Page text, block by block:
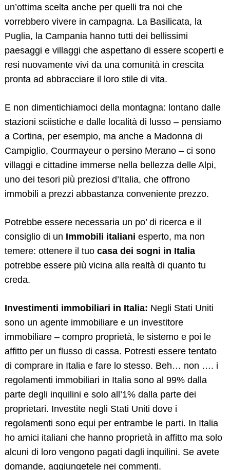
un’ottima scelta anche per quelli tra noi che
vorrebbero vivere in campagna. La Basilicata, la
Puglia, la Campania hanno tutti dei bellissimi
paesaggi e villaggi che aspettano di essere scoperti e
resi nuovamente vivi da una comunità in crescita
pronta ad abbracciare il loro stile di vita.
E non dimentichiamoci della montagna: lontano dalle
stazioni sciistiche e dalle località di lusso – pensiamo
a Cortina, per esempio, ma anche a Madonna di
Campiglio, Courmayeur o persino Merano – ci sono
villaggi e cittadine immerse nella bellezza delle Alpi,
uno dei tesori più preziosi d’Italia, che offrono
immobili a prezzi abbastanza conveniente prezzo.
Potrebbe essere necessaria un po’ di ricerca e il
consiglio di un Immobili italiani esperto, ma non
temere: ottenere il tuo casa dei sogni in Italia
potrebbe essere più vicina alla realtà di quanto tu
creda.
Investimenti immobiliari in Italia: Negli Stati Uniti
sono un agente immobiliare e un investitore
immobiliare – compro proprietà, le sistemo e poi le
affitto per un flusso di cassa. Potresti essere tentato
di comprare in Italia e fare lo stesso. Beh… non …. i
regolamenti immobiliari in Italia sono al 99% dalla
parte degli inquilini e solo all’1% dalla parte dei
proprietari. Investite negli Stati Uniti dove i
regolamenti sono equi per entrambe le parti. In Italia
ho amici italiani che hanno proprietà in affitto ma solo
alcuni di loro vengono pagati dagli inquilini. Se avete
domande, aggiungetele nei commenti.